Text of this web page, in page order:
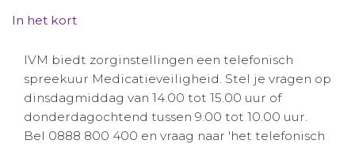
Winkelwagentje
Aanmelden nieuwsbrief
In het kort
IVM biedt zorginstellingen een telefonisch
spreekuur Medicatieveiligheid. Stel je vragen op
dinsdagmiddag van 14.00 tot 15.00 uur of
donderdagochtend tussen 9.00 tot 10.00 uur.
Bel 0888 800 400 en vraag naar 'het telefonisch